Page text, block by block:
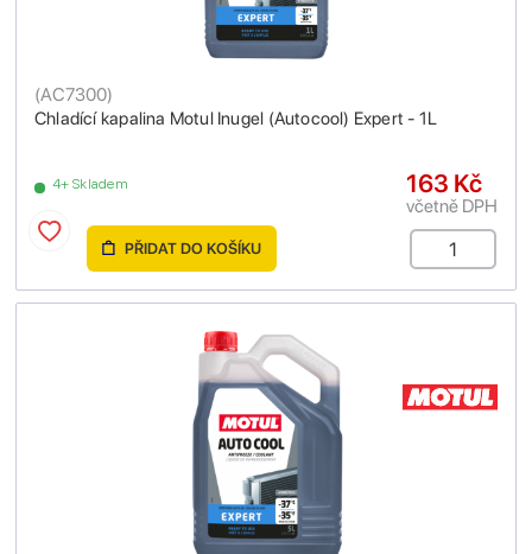
Chladící kapalina Motul Inugel (Autocool) Expert - 1L
(AC7300)
4+ Skladem 163 Kč
včetně DPH
PŘIDAT DO KOŠÍKU